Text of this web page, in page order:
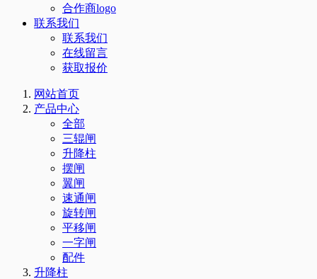
合作商logo
联系我们
联系我们
在线留言
获取报价
网站首页
产品中心
全部
三辊闸
升降柱
摆闸
翼闸
速通闸
旋转闸
平移闸
一字闸
配件
升降柱